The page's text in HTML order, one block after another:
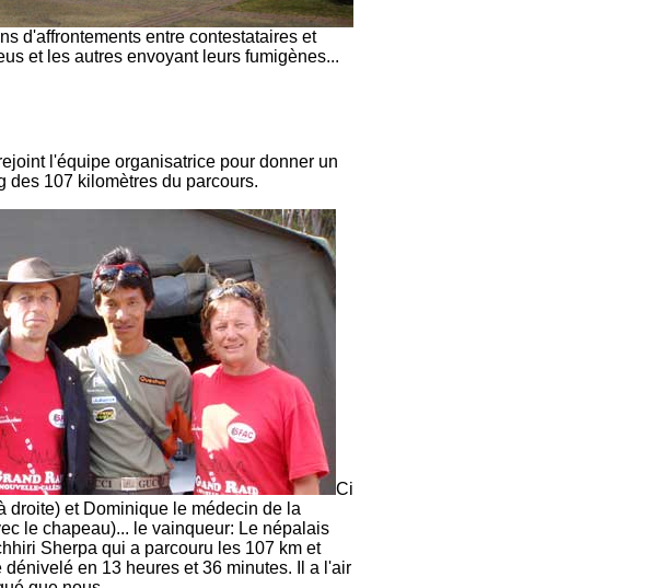
d'affrontements entre contestataires et
et les autres envoyant leurs fumigènes...
l'équipe organisatrice pour donner un
des 107 kilomètres du parcours.
Ci
droite) et Dominique le médecin de la
le chapeau)... le vainqueur: Le népalais
Sherpa qui a parcouru les 107 km et
dénivelé en 13 heures et 36 minutes. Il a l'air